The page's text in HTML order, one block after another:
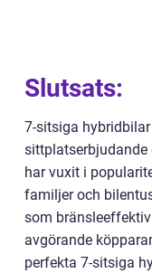
Slutsats:
7-sitsiga
har vuxit i
familjer och
som
avgörande
perfekta 7-sitsiga